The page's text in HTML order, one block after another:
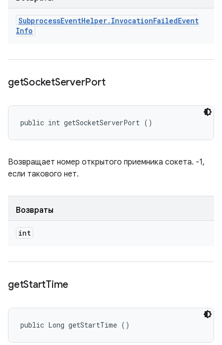
SubprocessEventHelper. InvocationFailedEvent
Info
getSocketServerPort
public int getSocketServerPort ()
Возвращает номер открытого приемника сокета. -1,
если такового нет.
Возвраты
int
getStartTime
public Long getStartTime ()